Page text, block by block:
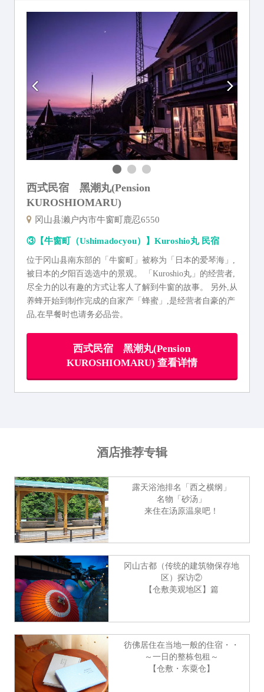
西式民宿 黑潮丸(Pension
KUROSHIOMARU)
冈山县濑户内市牛窗町鹿忍6550
③【牛窗町（Ushimadocyou）】Kuroshio丸 民宿
位于冈山县南东部的「牛窗町」被称为「日本的爱琴海」,
被日本的夕阳百选选中的景观。 「Kuroshio丸」的经营者,
尽全力的以有趣的方式让客人了解到牛窗的故事。 另外,从
养蜂开始到制作完成的自家产「蜂蜜」,是经营者自豪的产
品,在早餐时也请务必品尝。
西式民宿 黑潮丸(Pension
KUROSHIOMARU) 查看详情
酒店推荐专辑
露天浴池排名「西之横纲」
名物「砂汤」
来住在汤原温泉吧！
冈山古都（传统的建筑物保存地
区）探访②
【仓敷美观地区】篇
彷佛居住在当地一般的住宿・・
～一日的整栋包租～
【仓敷・东粟仓】